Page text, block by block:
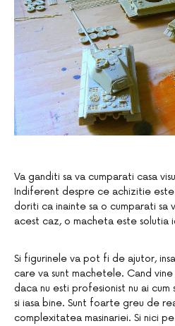
Va ganditi sa va cumparati casa
Indiferent despre ce achizitie este
doriti ca inainte sa o cumparati sa
acest caz, o macheta este solutia
Si figurinele va pot fi de ajutor, insa
care va sunt machetele. Cand vine
daca nu esti profesionist nu ai cum
si iasa bine. Sunt foarte greu de
complexitatea masinariei. Si nici